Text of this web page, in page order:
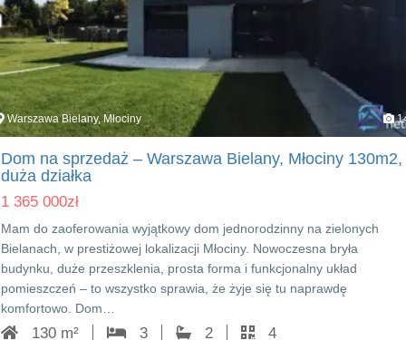
Warszawa Bielany, Młociny
Dom na sprzedaż – Warszawa Bielany, Młociny 130m2,
duża działka
1 365 000zł
Mam do zaoferowania wyjątkowy dom jednorodzinny na zielonych
Bielanach, w prestiżowej lokalizacji Młociny. Nowoczesna bryła
budynku, duże przeszklenia, prosta forma i funkcjonalny układ
pomieszczeń – to wszystko sprawia, że żyje się tu naprawdę
komfortowo. Dom…
130 m² 3 2 4